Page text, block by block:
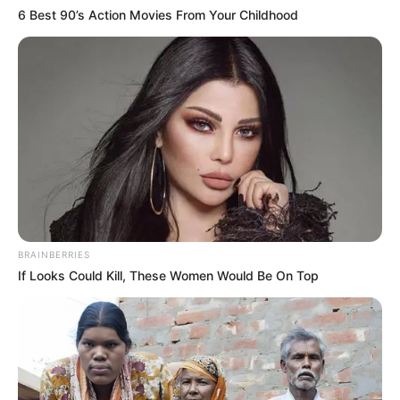
Chanda
Jodoh Jejaka(2004-2005)
Abadi Untuk Selamanya
Kesetiaan Bidadari
Cerita Cinta
Pura-Pura Buta (2004-2005)
FTV
Mengejar Restu Papamu(2018), sebagai Dea
Kupinang Kau Dengan Tiang Listrik(2017), sebagai Novi
Pacar Gue Brondong(2017)
6 Best 90’s Action Movies From Your Childhood
BRAINBERRIES
If Looks Could Kill, These Women Would Be On Top